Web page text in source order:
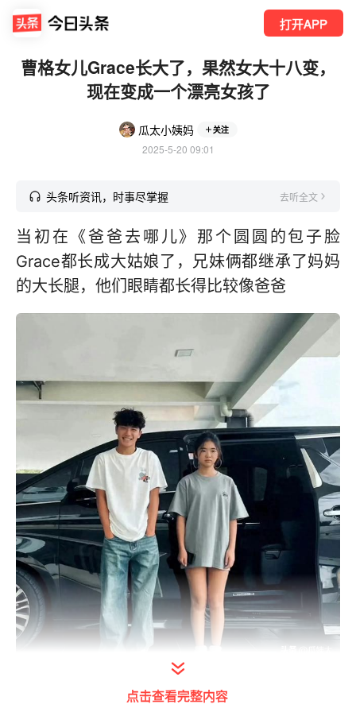
打开APP
曹格女儿Grace长大了，果然女大十八变，
现在变成一个漂亮女孩了
瓜太小姨妈 关注
2025-5-20 09:01
头条听资讯，时事尽掌握 去听全文
当初在《爸爸去哪儿》那个圆圆的包子脸
Grace都长成大姑娘了，兄妹俩都继承了妈妈
的大长腿，他们眼睛都长得比较像爸爸
打开今日头条查看图片详情
点击查看完整内容